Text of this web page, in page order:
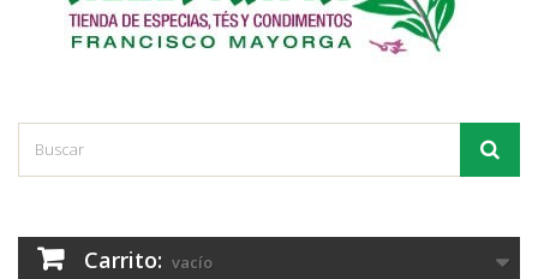
Carrito: vacío